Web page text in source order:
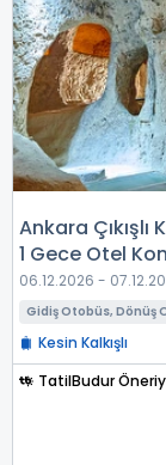
Ankara
1 Gece Otel
06.12.2026 -
Gidiş Otobüs, Dönüş
Kesin Kalkışlı
TatilBudur